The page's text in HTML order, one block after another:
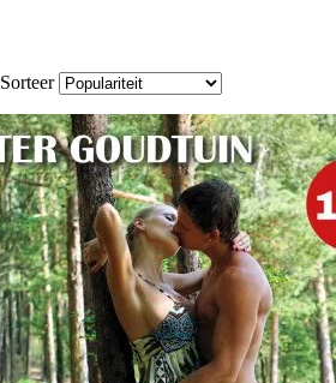
Sorteer